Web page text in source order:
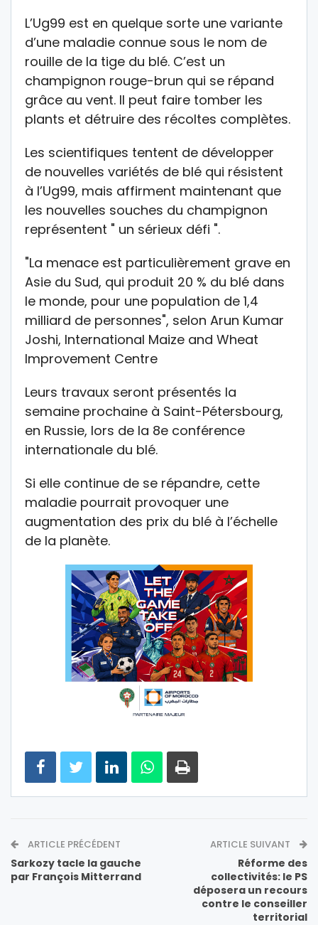
L’Ug99 est en quelque sorte une variante
d’une maladie connue sous le nom de
rouille de la tige du blé. C’est un
champignon rouge-brun qui se répand
grâce au vent. Il peut faire tomber les
plants et détruire des récoltes complètes.
Les scientifiques tentent de développer
de nouvelles variétés de blé qui résistent
à l’Ug99, mais affirment maintenant que
les nouvelles souches du champignon
représentent " un sérieux défi ".
"La menace est particulièrement grave en
Asie du Sud, qui produit 20 % du blé dans
le monde, pour une population de 1,4
milliard de personnes", selon Arun Kumar
Joshi, International Maize and Wheat
Improvement Centre
Leurs travaux seront présentés la
semaine prochaine à Saint-Pétersbourg,
en Russie, lors de la 8e conférence
internationale du blé.
Si elle continue de se répandre, cette
maladie pourrait provoquer une
augmentation des prix du blé à l’échelle
de la planète.
ARTICLE PRÉCÉDENT
Sarkozy tacle la gauche
par François Mitterrand
ARTICLE SUIVANT
Réforme des
collectivités: le PS
déposera un recours
contre le conseiller
territorial